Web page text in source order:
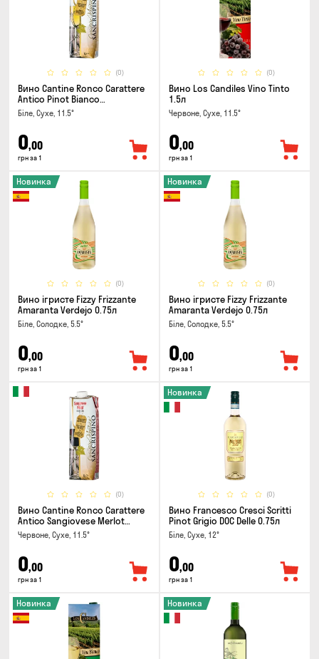
(0)
Вино Cantine Ronco Carattere
Antico Pinot Bianco
Chardonnay Rubicone IGT 1л
Біле, Сухе, 11.5°
0,00
грн за 1
(0)
Вино Los Candiles Vino Tinto
1.5л
Червоне, Сухе, 11.5°
0,00
грн за 1
(0)
Новинка
Вино ігристе Fizzy Frizzante
Amaranta Verdejo 0.75л
Біле, Солодке, 5.5°
0,00
грн за 1
(0)
Новинка
Вино ігристе Fizzy Frizzante
Amaranta Verdejo 0.75л
Біле, Солодке, 5.5°
0,00
грн за 1
(0)
Вино Cantine Ronco Carattere
Antico Sangiovese Merlot
Rubicone IGT 1л
Червоне, Сухе, 11.5°
0,00
грн за 1
(0)
Новинка
Вино Francesco Cresci Scritti
Pinot Grigio DOC Delle 0.75л
Біле, Сухе, 12°
0,00
грн за 1
Новинка Новинка